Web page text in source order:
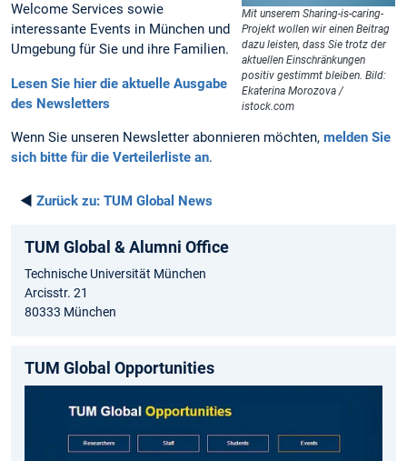
Mit unserem Sharing-is-caring-
Projekt wollen wir einen Beitrag
dazu leisten, dass Sie trotz der
aktuellen Einschränkungen
positiv gestimmt bleiben. Bild:
Ekaterina Morozova /
istock.com
Welcome Services sowie
interessante Events in München und
Umgebung für Sie und ihre Familien.
Lesen Sie hier die aktuelle Ausgabe
des Newsletters
Wenn Sie unseren Newsletter abonnieren möchten, melden Sie
sich bitte für die Verteilerliste an.
◄ Zurück zu: TUM Global News
TUM Global & Alumni Office
Technische Universität München
Arcisstr. 21
80333 München
TUM Global Opportunities